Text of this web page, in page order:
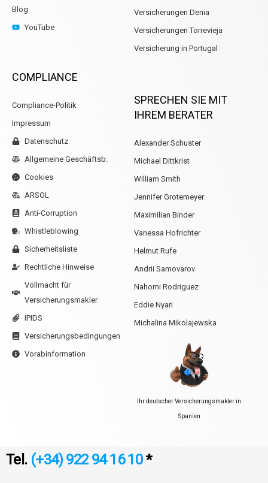
Blog
YouTube
COMPLIANCE
Compliance-Politik
Impressum
Datenschutz
Allgemeine Geschäftsb.
Cookies
ARSOL
Anti-Corruption
Whistleblowing
Sicherheitsliste
Rechtliche Hinweise
Vollmacht für
Versicherungsmakler
IPIDS
Versicherungsbedingungen
Vorabinformation
Versicherungen Denia
Versicherungen Torrevieja
Versicherung in Portugal
SPRECHEN SIE MIT
IHREM BERATER
Alexander Schuster
Michael Dittkrist
William Smith
Jennifer Grotemeyer
Maximilian Binder
Vanessa Hofrichter
Helmut Rufe
Andrii Samovarov
Nahomi Rodriguez
Eddie Nyari
Michalina Mikolajewska
Ihr deutscher Versicherungsmakler in
Spanien
Tel.(+34) 922 94 16 10*